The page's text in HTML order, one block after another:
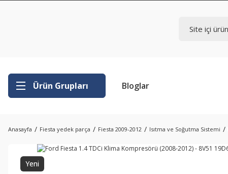
Ürün Grupları Bloglar
Anasayfa Fiesta yedek parça Fiesta 2009-2012 Isıtma ve Soğutma Sistemi
Yeni